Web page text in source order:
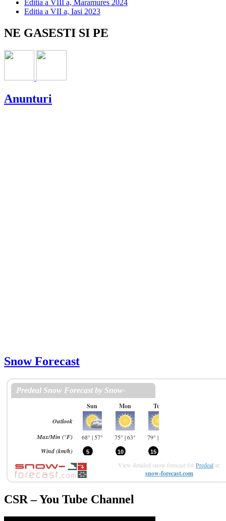
Editia a VIII a, Maramures 2024
Editia a VII a, Iasi 2023
NE GASESTI SI PE
Anunturi
Snow Forecast
View detailed snow forecast forPredeal at:
snow-forecast.com
CSR – You Tube Channel